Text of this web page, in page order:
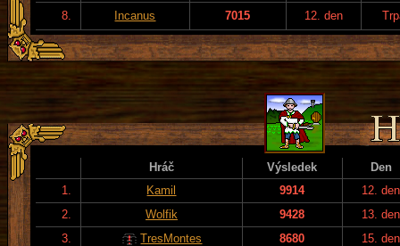
8. Incanus 7015 12. den
Hráč Výsledek
Den
1.
Kamil 9914
12. den
2.
Wolfik 9428
13. den
3.
TresMontes 8680
15. den